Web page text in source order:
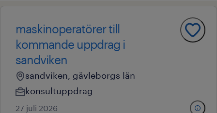
maskinoperatörer till
kommande uppdrag i
sandviken
sandviken, gävleborgs län
konsultuppdrag
27 juli 2026